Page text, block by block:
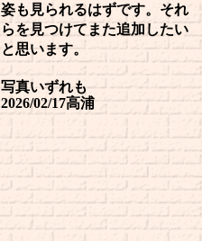
姿も見られるはずです。それ
らを見つけてまた追加したい
と思います。
写真いずれも
2026/02/17高浦